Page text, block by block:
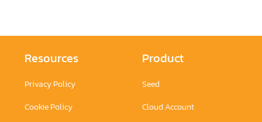
Resources
Privacy Policy
Cookie Policy
Product
Seed
Cloud Account